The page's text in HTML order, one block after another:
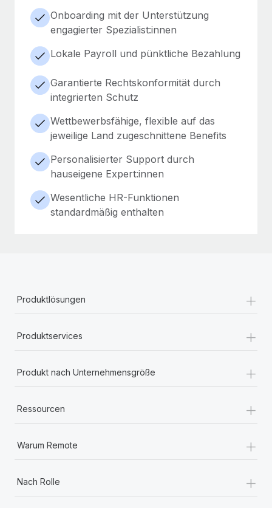
Onboarding mit der Unterstützung
engagierter Spezialist:innen
Lokale Payroll und pünktliche Bezahlung
Garantierte Rechtskonformität durch
integrierten Schutz
Wettbewerbsfähige, flexible auf das
jeweilige Land zugeschnittene Benefits
Personalisierter Support durch
hauseigene Expert:innen
Wesentliche HR-Funktionen
standardmäßig enthalten
Produktlösungen +
Produktservices +
Produkt nach Unternehmensgröße +
Ressourcen +
Warum Remote +
Nach Rolle
+